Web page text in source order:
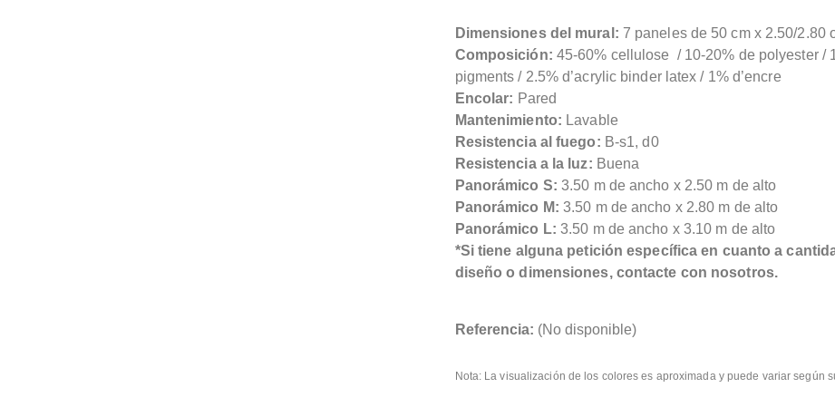
Dimensiones del mural: 7 paneles de 50 cm x 2.50/2.80
Composición: 45-60% cellulose / 10-20% de polyester /
pigments / 2.5% d’acrylic binder latex / 1% d’encre
Encolar: Pared
Mantenimiento: Lavable
Resistencia al fuego: B-s1, d0
Resistencia a la luz: Buena
Panorámico S: 3.50 m de ancho x 2.50 m de alto
Panorámico M: 3.50 m de ancho x 2.80 m de alto
Panorámico L: 3.50 m de ancho x 3.10 m de alto
*Si tiene alguna petición específica en cuanto a
diseño o dimensiones, contacte con nosotros.
Referencia: (No disponible)
Nota: La visualización de los colores es aproximada y puede variar según